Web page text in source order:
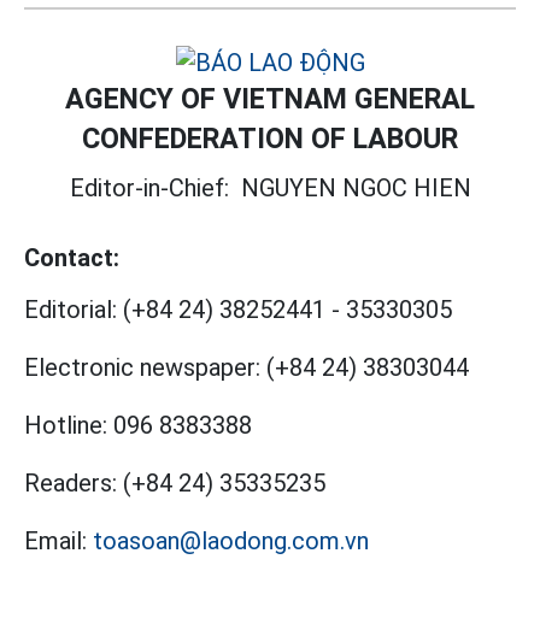
AGENCY OF VIETNAM GENERAL
CONFEDERATION OF LABOUR
Editor-in-Chief: NGUYEN NGOC HIEN
Contact:
Editorial: (+84 24) 38252441 - 35330305
Electronic newspaper: (+84 24) 38303044
Hotline: 096 8383388
Readers: (+84 24) 35335235
Email: toasoan@laodong.com.vn